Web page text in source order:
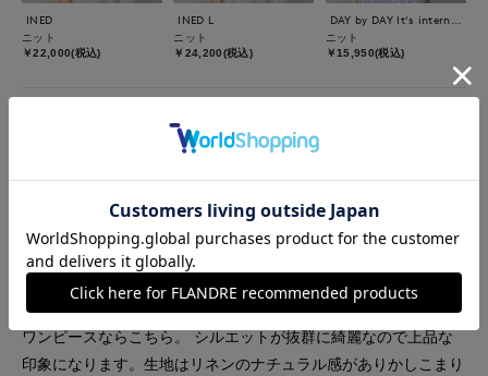
INED
ニット
￥22,000(税込)
INED L
ニット
￥24,200(税込)
ニット
￥15,950(税込)
INED L
DAY by DAY It's international
【着用サイズ】全て9号 【着用カラー】ワンピ：モカチャ・ネイ
ビー カーデ：キミドリ・ブルー・グレー 夏の綺麗めすっきり
ワンピースならこちら。 シルエットが抜群に綺麗なので上品な
印象になります。生地はリネンのナチュラル感がありかしこまり